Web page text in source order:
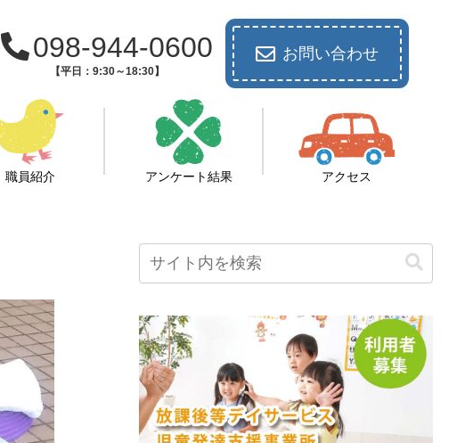
098-944-0600
【平日：9:30～18:30】
お問い合わせ
職員紹介 アンケート結果 アクセス